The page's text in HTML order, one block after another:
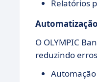
Relatórios
O OLYMPIC
reduzindo